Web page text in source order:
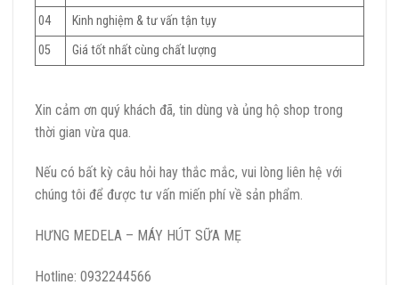
04
Kinh nghiệm & tư vấn tận tụy
05
Giá tốt nhất cùng chất lượng
Xin cảm ơn quý khách đã, tin dùng và ủng hộ shop trong
thời gian vừa qua.
Nếu có bất kỳ câu hỏi hay thắc mắc, vui lòng liên hệ với
chúng tôi để được tư vấn miến phí về sản phẩm.
HƯNG MEDELA – MÁY HÚT SỮA MẸ
Hotline: 0932244566